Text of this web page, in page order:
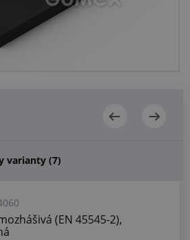
varianty (7)
(EN 45545-2),